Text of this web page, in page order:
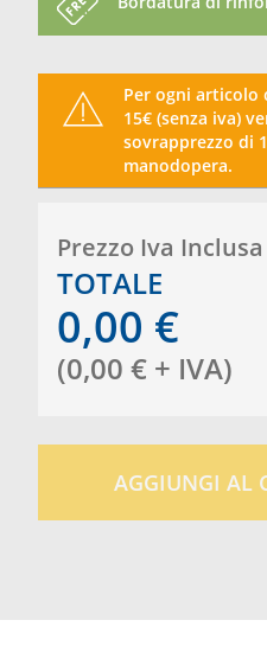
Per ogni articolo
15€ (senza iva)
sovrapprezzo di
manodopera.
Prezzo Iva Inclusa
TOTALE
0,00 €
(0,00 € + IVA)
AGGIUNGI AL